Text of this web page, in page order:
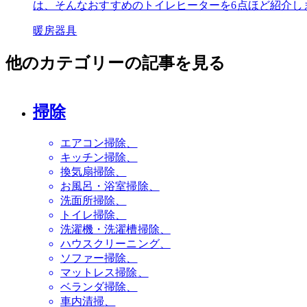
は、そんなおすすめのトイレヒーターを6点ほど紹介し
暖房器具
他のカテゴリーの記事を見る
掃除
エアコン掃除
キッチン掃除
換気扇掃除
お風呂・浴室掃除
洗面所掃除
トイレ掃除
洗濯機・洗濯槽掃除
ハウスクリーニング
ソファー掃除
マットレス掃除
ベランダ掃除
車内清掃